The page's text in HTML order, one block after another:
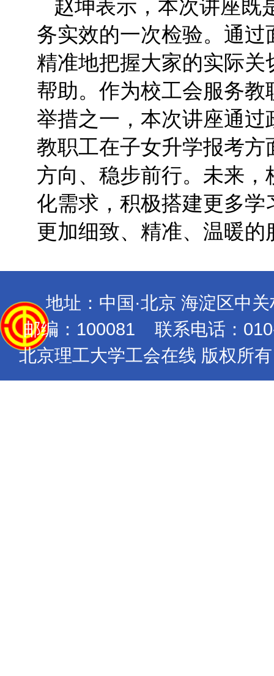
赵坤表示，本次讲座既
务实效的一次检验。通
精准地把握大家的实际
帮助。作为校工会服务
举措之一，本次讲座通
教职工在子女升学报考
方向、稳步前行。未来
化需求，积极搭建更多
更加细致、精准、温暖的
地址：中国·北京 海淀区中
邮编：100081 联系电话：
北京理工大学工会在线 版权所